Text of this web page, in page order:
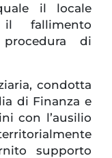
il locale
fallimento
di
condotta
di Finanza e
con l’ausilio
supporto